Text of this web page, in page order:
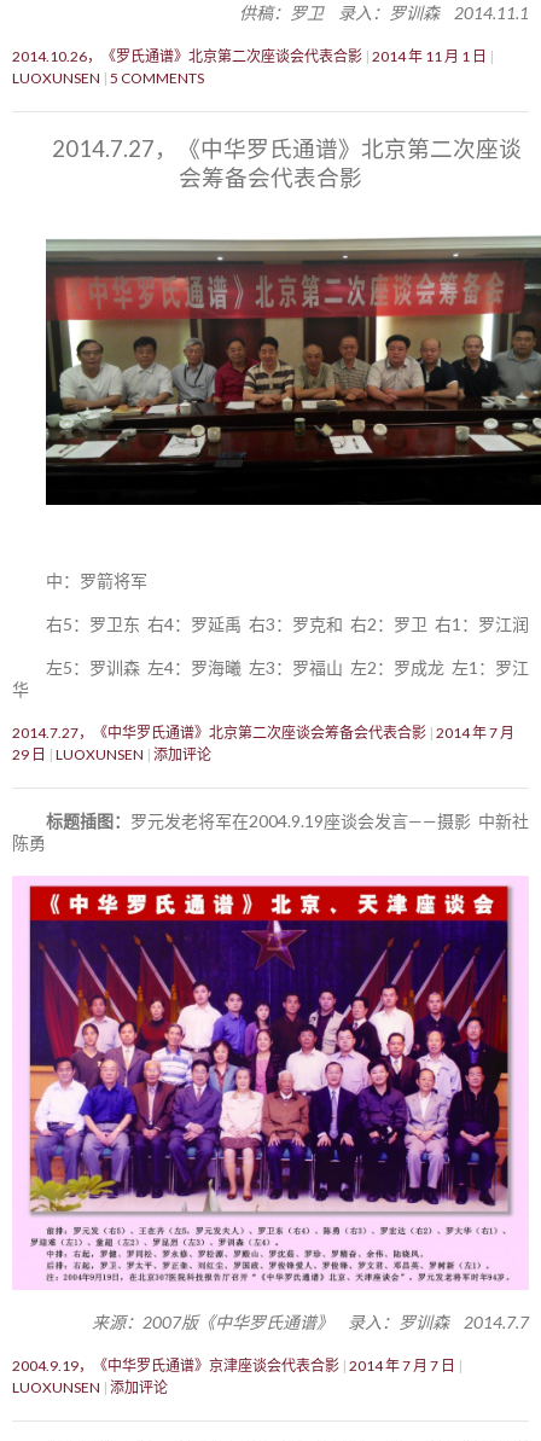
供稿：罗卫 录入：罗训森 2014.11.1
2014.10.26，《罗氏通谱》北京第二次座谈会代表合影 2014 年 11 月 1 日
LUOXUNSEN 5 COMMENTS
2014.7.27，《中华罗氏通谱》北京第二次座谈
会筹备会代表合影
中：罗箭将军
右5：罗卫东 右4：罗延禹 右3：罗克和 右2：罗卫 右1：罗江润
左5：罗训森 左4：罗海曦 左3：罗福山 左2：罗成龙 左1：罗江
华
2014.7.27，《中华罗氏通谱》北京第二次座谈会筹备会代表合影 2014 年 7 月
29 日
LUOXUNSEN 添加评论
标题插图： 罗元发老将军在2004.9.19座谈会发言——摄影 中新社
陈勇
来源：2007版《中华罗氏通谱》 录入：罗训森 2014.7.7
2004.9.19，《中华罗氏通谱》京津座谈会代表合影 2014 年 7 月 7 日
LUOXUNSEN 添加评论